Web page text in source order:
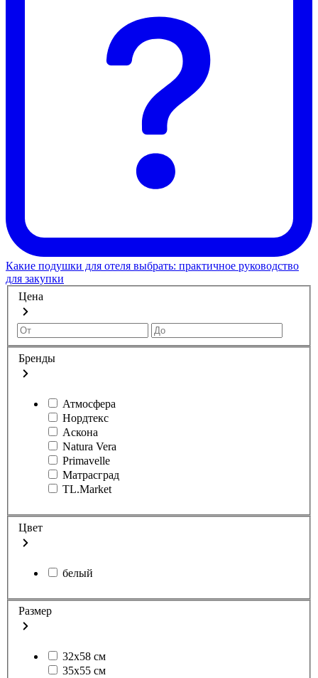
Какие подушки для отеля выбрать: практичное руководство
для закупки
Цена
Бренды
Атмосфера
Нордтекс
Аскона
Natura Vera
Primavelle
Матрасград
TL.Market
Цвет
белый
Размер
32х58 см
35х55 см